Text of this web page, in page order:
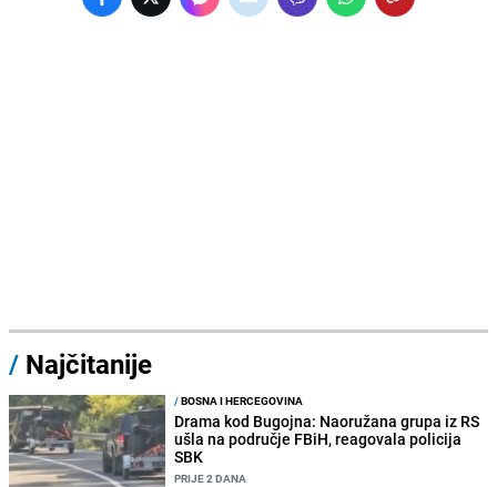
/ Najčitanije
/BOSNA I HERCEGOVINA
Drama kod Bugojna: Naoružana grupa iz RS
ušla na područje FBiH, reagovala policija
SBK
PRIJE 2 DANA